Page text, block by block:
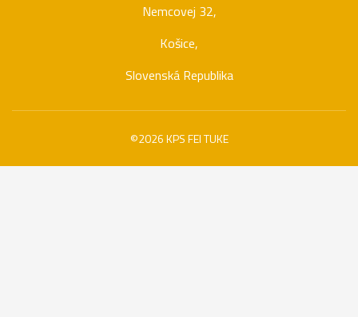
Nemcovej 32,
Košice,
Slovenská Republika
©2026 KPS FEI TUKE